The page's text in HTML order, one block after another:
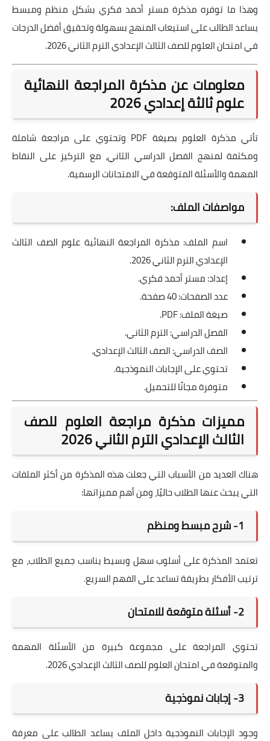
وهذا ما توفره مذكرة مستر أحمد فكري بشكل منظم ومبسط
يساعد الطالب على استيعاب المنهج بسهولة وتحقيق أفضل الدرجات
في امتحان العلوم للصف الثالث الإعدادي الترم الثاني 2026.
معلومات عن مذكرة المراجعة النهائية
علوم ثالثة إعدادي 2026
تأتي مذكرة العلوم بصيغة PDF وتحتوي على مراجعة شاملة
ومكثفة لمنهج الفصل الدراسي الثاني، مع التركيز على النقاط
المهمة والأسئلة المتوقعة في الامتحانات الرسمية.
مواصفات الملف:
اسم الملف: مذكرة المراجعة النهائية علوم الصف الثالث
الإعدادي الترم الثاني 2026.
إعداد: مستر أحمد فكري.
عدد الصفحات: 40 صفحة.
صيغة الملف: PDF.
الفصل الدراسي: الترم الثاني.
الصف الدراسي: الصف الثالث الإعدادي.
تحتوي على الإجابات النموذجية.
متوفرة مجانًا للتحميل.
مميزات مذكرة مراجعة العلوم للصف
الثالث الإعدادي الترم الثاني 2026
هناك العديد من الأسباب التي جعلت هذه المذكرة من أكثر الملفات
التي يبحث عنها الطلاب حاليًا، ومن أهم مميزاتها:
1- شرح مبسط ومنظم
تعتمد المذكرة على أسلوب سهل وبسيط يناسب جميع الطلاب، مع
ترتيب الأفكار بطريقة تساعد على الفهم السريع.
2- أسئلة متوقعة للامتحان
تحتوي المراجعة على مجموعة كبيرة من الأسئلة المهمة
والمتوقعة في امتحان العلوم للصف الثالث الإعدادي 2026.
3- إجابات نموذجية
وجود الإجابات النموذجية داخل الملف يساعد الطالب على معرفة